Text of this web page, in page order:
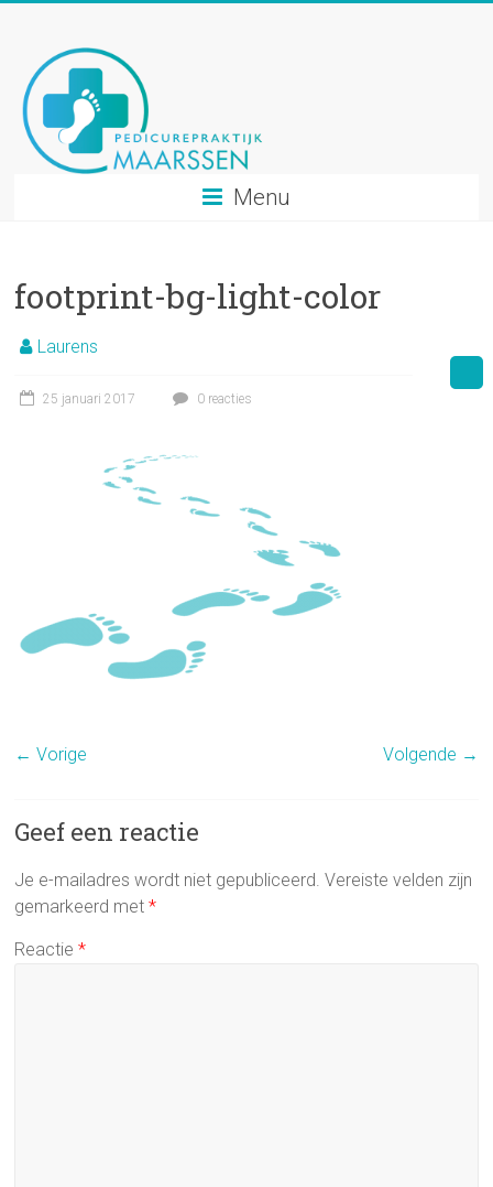
inhoud
Menu
footprint-bg-light-color
Laurens
25 januari 2017 0 reacties
← Vorige Volgende →
Geef een reactie
Je e-mailadres wordt niet gepubliceerd. Vereiste velden zijn
gemarkeerd met*
Reactie*